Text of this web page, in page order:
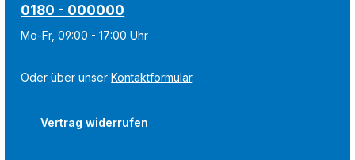
0180 - 000000
Mo-Fr, 09:00 - 17:00 Uhr
Oder über unserKontaktformular.
Vertrag widerrufen